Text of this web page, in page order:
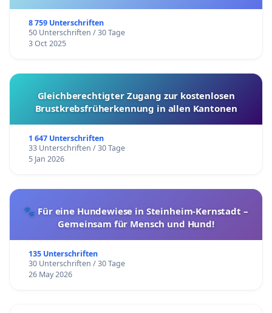
8 759 Unterschriften
50 Unterschriften / 30 Tage
3 Oct 2025
Gleichberechtigter Zugang zur kostenlosen
Brustkrebsfrüherkennung in allen Kantonen
1 647 Unterschriften
33 Unterschriften / 30 Tage
5 Jan 2026
🐾 Für eine Hundewiese in Steinheim-Kernstadt –
Gemeinsam für Mensch und Hund!
135 Unterschriften
30 Unterschriften / 30 Tage
26 May 2026